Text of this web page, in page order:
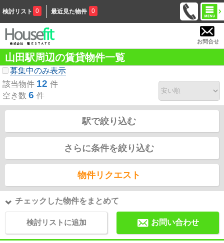
検討リスト 0 最近見た物件 0
お問合せ
山田駅周辺の賃貸物件一覧
募集中のみ表示
該当物件 12 件
空き数 6 件
駅で絞り込む
さらに条件を絞り込む
物件リクエスト
チェックした物件をまとめて
検討リストに追加 お問い合わせ